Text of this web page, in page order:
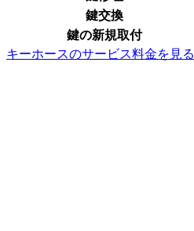
鍵交換
鍵の新規取付
キーホースのサービス料金を見る